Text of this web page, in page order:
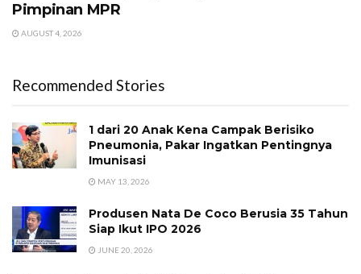
Pimpinan MPR
AUGUST 4, 2026
Recommended Stories
1 dari 20 Anak Kena Campak Berisiko
Pneumonia, Pakar Ingatkan Pentingnya
Imunisasi
MAY 13, 2026
Produsen Nata De Coco Berusia 35 Tahun
Siap Ikut IPO 2026
JUNE 20, 2026